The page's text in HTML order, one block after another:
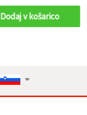
Dodaj v košarico